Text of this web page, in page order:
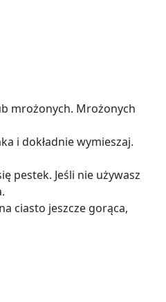
mrożonych. Mrożonych
i dokładnie wymieszaj.
pestek. Jeśli nie używasz
ciasto jeszcze gorąca,